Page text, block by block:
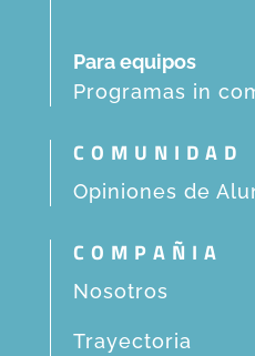
Para equipos
Programas in
COMUNIDAD
Opiniones de
COMPAÑIA
Nosotros
Trayectoria